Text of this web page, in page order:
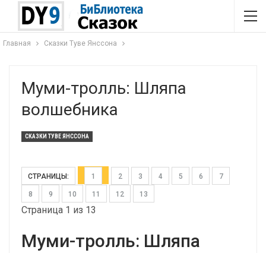
Главная Сказки Туве Янссона
Муми-тролль: Шляпа
волшебника
СКАЗКИ ТУВЕ ЯНССОНА
СТРАНИЦЫ: 1 2 3 4 5 6 7
8 9 10 11 12 13
Страница 1 из 13
Муми-тролль: Шляпа